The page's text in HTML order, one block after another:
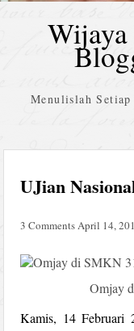
Menulislah
UJian
3 Comments April 14,
Omjay
Kamis, 14 Februari